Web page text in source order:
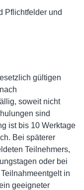
gültigen
soweit nicht
sind
ist bis 10 Werktage
Bei späterer
Teilnehmers,
oder bei
in
geeigneter